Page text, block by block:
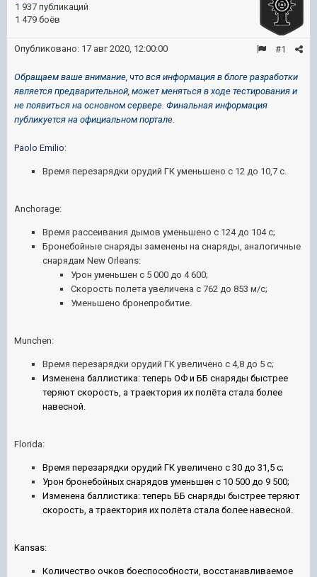
1 937 публикаций
1 479 боёв
#1
Опубликовано: 17 авг 2020, 12:00:00
Обращаем ваше внимание, что вся информация в блоге разработки
является предварительной, может меняться в ходе тестирования и
не появиться на основном сервере. Финальная информация
публикуется на официальном портале.
Paolo Emilio:
Время перезарядки орудий ГК уменьшено с 12 до 10,7 с.
Anchorage:
Время рассеивания дымов уменьшено с 124 до 104 с;
Бронебойные снаряды заменены на снаряды, аналогичные
снарядам New Orleans:
Урон уменьшен с 5 000 до 4 600;
Скорость полета увеличена с 762 до 853 м/с;
Уменьшено бронепробитие.
Munchen:
Время перезарядки орудий ГК увеличено с 4,8 до 5 с;
Изменена баллистика: теперь ОФ и ББ снаряды быстрее
теряют скорость, а траектория их полёта стала более
навесной.
Florida:
Время перезарядки орудий ГК увеличено с 30 до 31,5 с;
Урон бронебойных снарядов уменьшен с 10 500 до 9 500;
Изменена баллистика: теперь ББ снаряды быстрее теряют
скорость, а траектория их полёта стала более навесной.
Kansas:
Количество очков боеспособности, восстанавливаемое